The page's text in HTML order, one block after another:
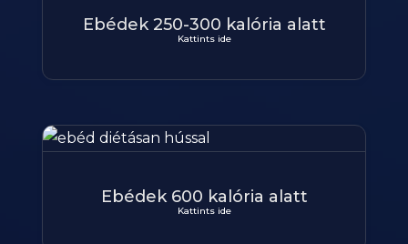
Ebédek 250-300 kalória alatt
Kattints ide
Ebédek 600 kalória alatt
Kattints ide